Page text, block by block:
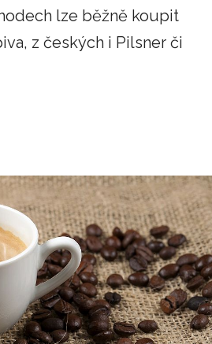
lze běžně koupit
z českých i Pilsner či